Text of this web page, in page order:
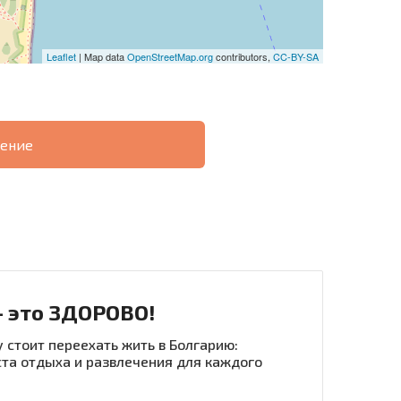
Leaflet | Map dataOpenStreetMap.orgcontributors, CC-BY-SA
| Нажимая кнопку, вы разрешаете
это ЗДОРОВО!
переехать жить в Болгарию:
отдыха и развлечения для каждого